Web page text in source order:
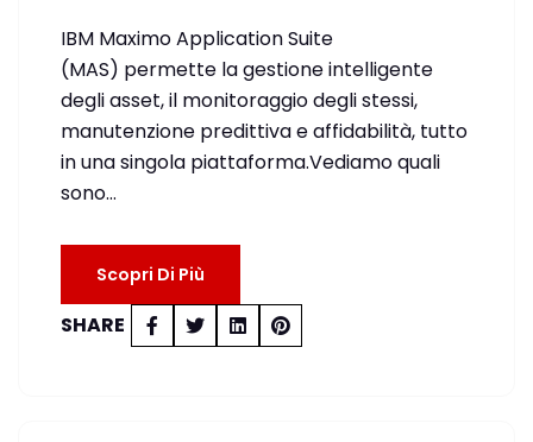
IBM Maximo Application Suite
(MAS) permette la gestione intelligente
degli asset, il monitoraggio degli stessi,
manutenzione predittiva e affidabilità, tutto
in una singola piattaforma.Vediamo quali
sono…
Scopri Di Più
SHARE